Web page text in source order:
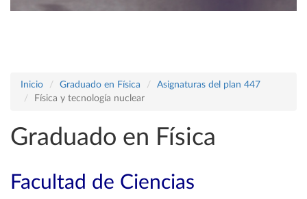
Inicio Graduado en Física
Asignaturas del plan 447
Física y tecnología nuclear
Graduado en Física
Facultad de Ciencias